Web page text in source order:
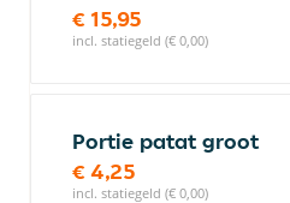
€ 15,95
incl. statiegeld (€ 0,00)
Portie patat groot
€ 4,25
incl. statiegeld (€ 0,00)